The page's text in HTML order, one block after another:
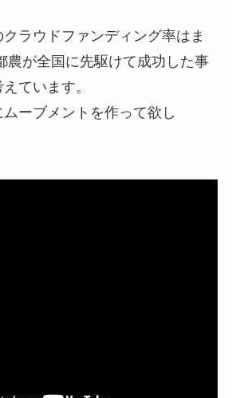
クラウドファンディング率はま
農が全国に先駆けて成功した事
ています。
ーブメントを作って欲し